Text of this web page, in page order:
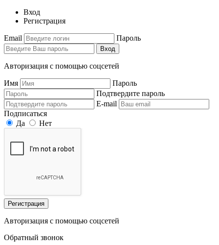
Вход
Регистрация
Email Пароль
Вход
Авторизация с помощью соцсетей
Имя
Пароль
Подтвердите пароль
E-mail
Подписаться
Да
Нет
Регистрация
Авторизация с помощью соцсетей
Обратный звонок